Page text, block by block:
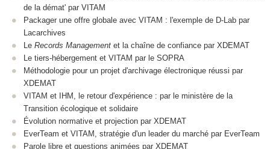
de la démat' par VITAM
Packager une offre globale avec VITAM : l'exemple de D-Lab par
Lacarchives
Le Records Management et la chaîne de confiance par XDEMAT
Le tiers-hébergement et VITAM par le SOPRA
Méthodologie pour un projet d'archivage électronique réussi par
XDEMAT
VITAM et IHM, le retour d'expérience : par le ministère de la
Transition écologique et solidaire
Évolution normative et projection par XDEMAT
EverTeam et VITAM, stratégie d'un leader du marché par EverTeam
Parole libre et questions animées par XDEMAT